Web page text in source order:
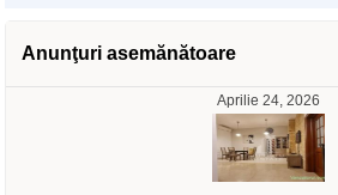
Anunţuri asemănătoare
Aprilie 24, 2026